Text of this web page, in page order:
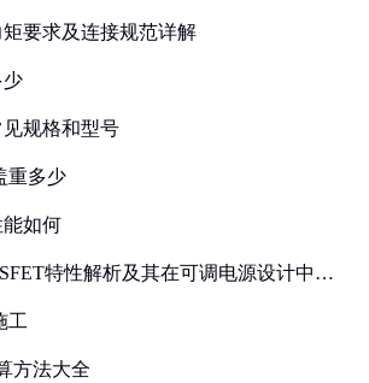
要求及连接规范详解
少
规格和型号
重多少
如何
特性解析及其在可调电源设计中的
工
方法大全